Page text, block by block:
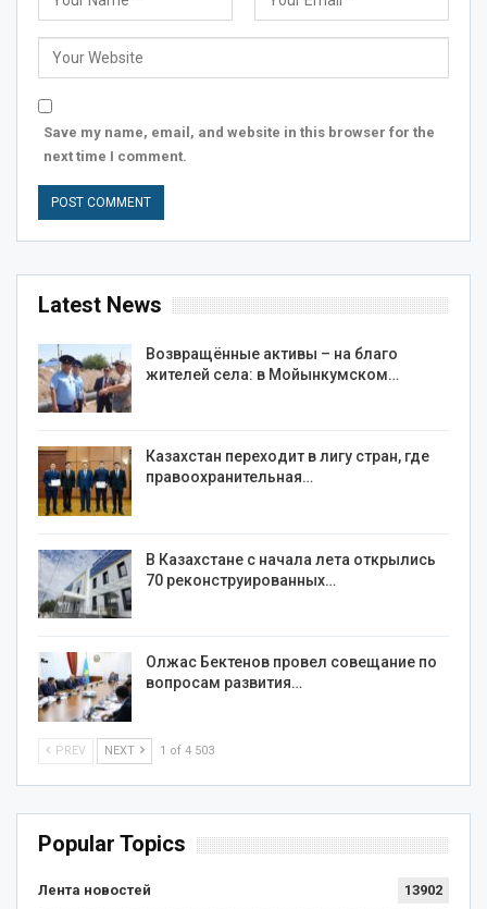
Save my name, email, and website in this browser for the
next time I comment.
Latest News
Возвращённые активы – на благо
жителей села: в Мойынкумском…
Казахстан переходит в лигу стран, где
правоохранительная…
В Казахстане с начала лета открылись
70 реконструированных…
Олжас Бектенов провел совещание по
вопросам развития…
PREV NEXT 1 of 4 503
Popular Topics
Лента новостей 13902